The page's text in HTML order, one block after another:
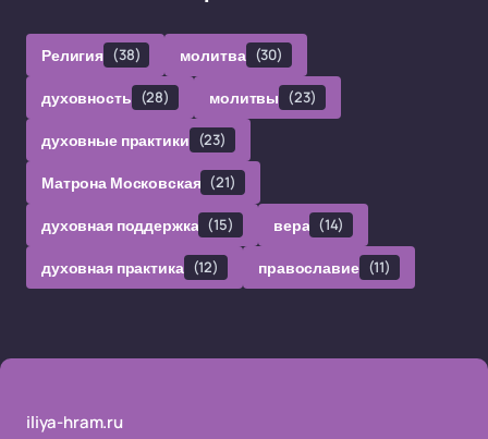
Религия (38) молитва (30)
духовность (28) молитвы (23)
духовные практики (23)
Матрона Московская (21)
духовная поддержка (15) вера (14)
духовная практика (12) православие (11)
iliya-hram.ru